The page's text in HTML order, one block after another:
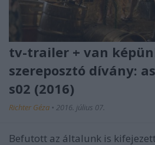
tv-trailer + van
szereposztó dívány:
s02 (2016)
Richter Géza • 2016. július 07.
Befutott az általunk is